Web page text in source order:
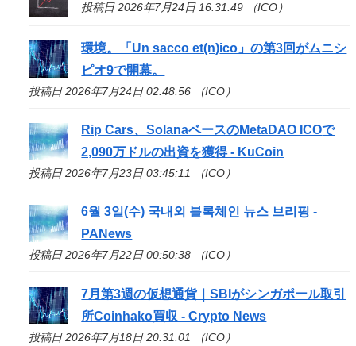
投稿日 2026年7月24日 16:31:49 （ICO）
環境。「Un sacco et(n)ico 」の第3回がムニシ
ピオ9で開幕。
投稿日 2026年7月24日 02:48:56 （ICO）
Rip Cars、SolanaベースのMetaDAO ICOで
2,090万ドルの出資を獲得 - KuCoin
投稿日 2026年7月23日 03:45:11 （ICO）
6월 3일(수) 국내외 블록체인 뉴스 브리핑 -
PANews
投稿日 2026年7月22日 00:50:38 （ICO）
7月第3週の仮想通貨｜SBIがシンガポール取引
所Coinhako買収 - Crypto News
投稿日 2026年7月18日 20:31:01 （ICO）